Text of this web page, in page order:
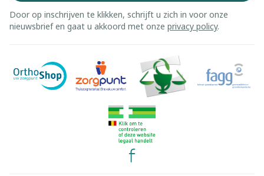
Door op inschrijven te klikken, schrijft u zich in voor onze
nieuwsbrief en gaat u akkoord met onze privacy policy.